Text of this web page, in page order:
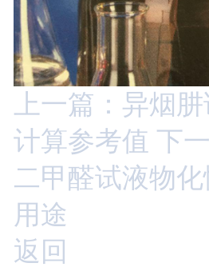
上一篇：异烟
计算参考值 下
二甲醛试液物
用途
返回